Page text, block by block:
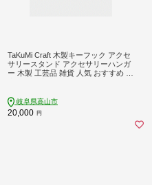
TaKuMi Craft 木製キーフック アクセ
サリースタンド アクセサリーハンガ
ー 木製 工芸品 雑貨 人気 おすすめ 新
岐阜県高山市
20,000 円